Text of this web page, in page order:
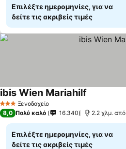
Επιλέξτε ημερομηνίες, για να
δείτε τις ακριβείς τιμές
3 ΑστέριαΞενοδοχείο
ibis Wien Mariahilf
8,0 Πολύ καλό 16.340 2.2 χλμ.
Επιλέξτε ημερομηνίες, για να
δείτε τις ακριβείς τιμές